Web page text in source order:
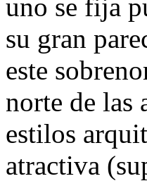
uno se fija
su gran
este
norte de las
estilos
atractiva